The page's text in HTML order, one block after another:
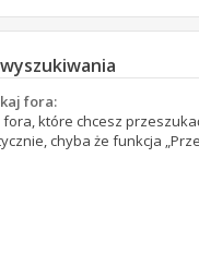
fora:
które chcesz
chyba że funkcja